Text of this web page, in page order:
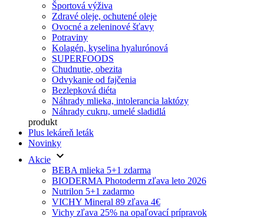
Športová výživa
Zdravé oleje, ochutené oleje
Ovocné a zeleninové šťavy
Potraviny
Kolagén, kyselina hyalurónová
SUPERFOODS
Chudnutie, obezita
Odvykanie od fajčenia
Bezlepková diéta
Náhrady mlieka, intolerancia laktózy
Náhrady cukru, umelé sladidlá
produkt
Plus lekáreň leták
Novinky
Akcie keyboard_arrow_down
BEBA mlieka 5+1 zdarma
BIODERMA Photoderm zľava leto 2026
Nutrilon 5+1 zadarmo
VICHY Mineral 89 zľava 4€
Vichy zľava 25% na opaľovací prípravok